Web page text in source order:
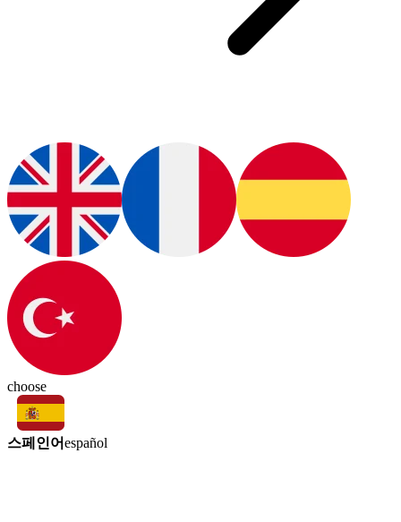
choose
스페인어español